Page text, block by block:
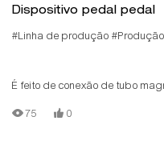
Dispositivo pedal pedal
#Linha de produção #Produção
É feito de conexão de tubo
75 0